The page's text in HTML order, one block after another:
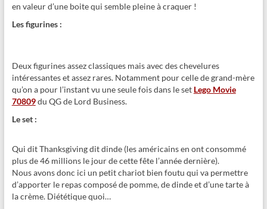
en valeur d’une boite qui semble pleine à craquer !
Les figurines :
Deux figurines assez classiques mais avec des chevelures
intéressantes et assez rares. Notamment pour celle de grand-mère
qu’on a pour l’instant vu une seule fois dans le set Lego Movie
70809du QG de Lord Business.
Le set :
Qui dit Thanksgiving dit dinde (les américains en ont consommé
plus de 46 millions le jour de cette fête l’année dernière).
Nous avons donc ici un petit chariot bien foutu qui va permettre
d’apporter le repas composé de pomme, de dinde et d’une tarte à
la crème. Diététique quoi…